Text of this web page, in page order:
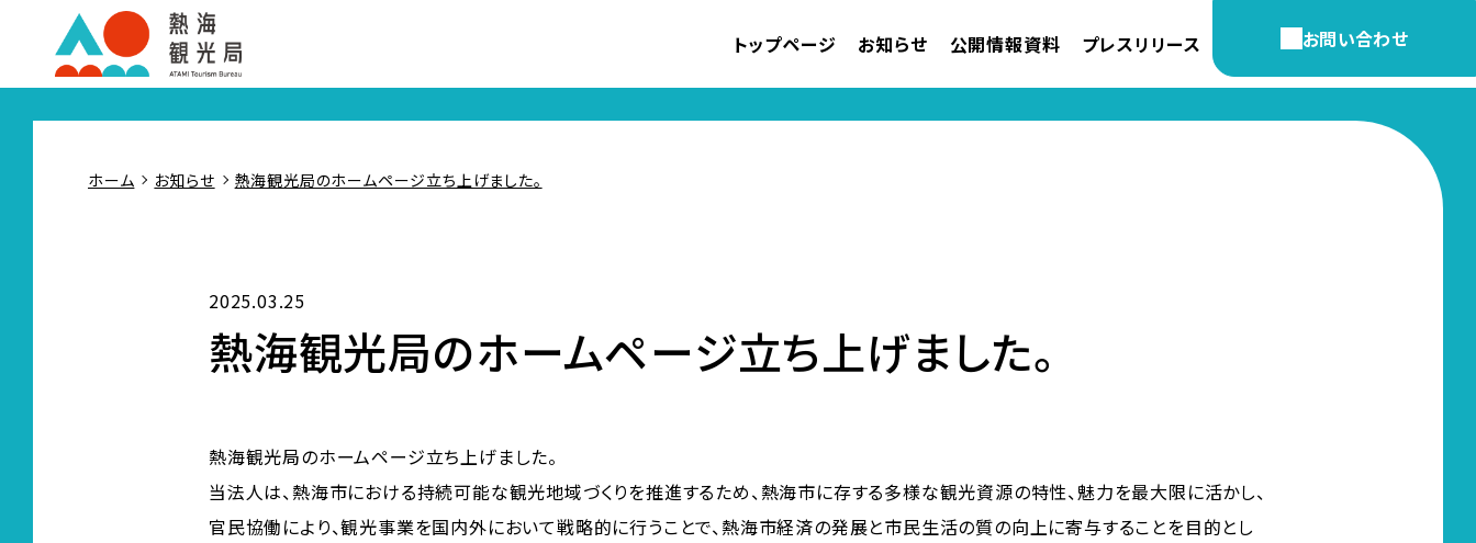
トップページ お知らせ 公開情報資料 プレスリリース お問い合わせ
ホーム お知らせ 熱海観光局のホームページ立ち上げました。
2025.03.25
熱海観光局のホームページ立ち上げました。
熱海観光局のホームページ立ち上げました。
当法人は、熱海市における持続可能な観光地域づくりを推進するため、熱海市に存する多様な観光資源の特性、魅力を最大限に活かし、
官民協働により、観光事業を国内外において戦略的に行うことで、熱海市経済の発展と市民生活の質の向上に寄与することを目的とし